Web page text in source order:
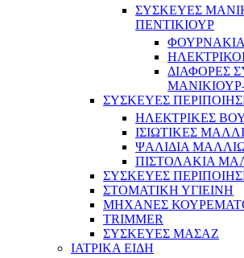
ΣΥΣΚΕΥΕΣ
ΠΕΝΤΙΚΙΟΥΡ
ΔΙΑΦΟΡΕΣ
ΣΥΣΚΕΥΕΣ
ΗΛΕΚΤΡΙΚΕΣ
ΙΣΙΩΤΙΚΕΣ
ΨΑΛΙΔΙΑ
ΠΙΣΤΟΛΑΚΙΑ
ΣΥΣΚΕΥΕΣ
ΣΤΟΜΑΤΙΚΗ ΥΓΙΕΙΝΗ
ΜΗΧΑΝΕΣ
TRIMMER
ΣΥΣΚΕΥΕΣ ΜΑΣΑΖ
ΙΑΤΡΙΚΑ ΕΙΔΗ